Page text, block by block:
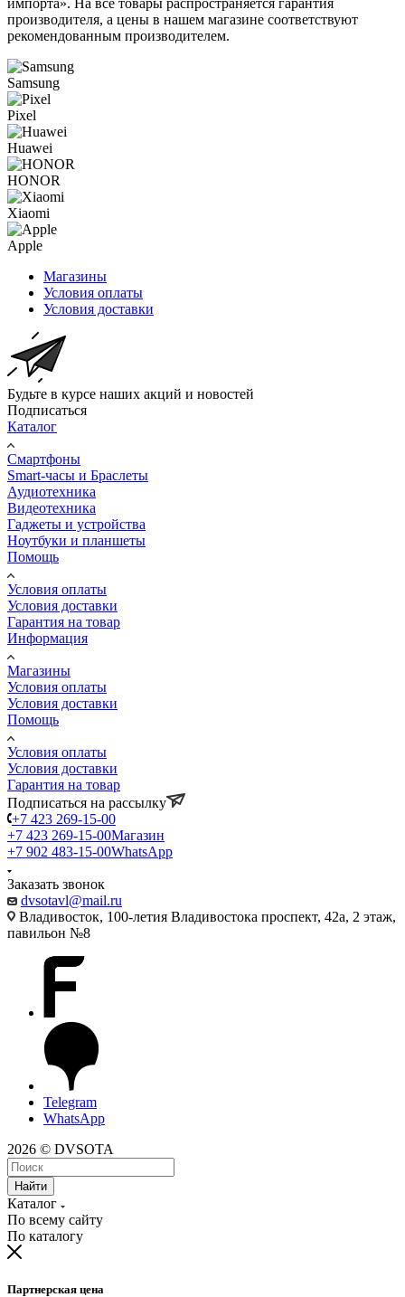
производителя, а цены в нашем магазине соответствуют
рекомендованным производителем.
Samsung
Pixel
Huawei
HONOR
Xiaomi
Apple
Магазины
Условия оплаты
Условия доставки
Будьте в курсе наших акций и новостей
Подписаться
Каталог
Смартфоны
Smart-часы и Браслеты
Аудиотехника
Видеотехника
Гаджеты и устройства
Ноутбуки и планшеты
Помощь
Условия оплаты
Условия доставки
Гарантия на товар
Информация
Магазины
Условия оплаты
Условия доставки
Помощь
Условия оплаты
Условия доставки
Гарантия на товар
Подписаться на рассылку
+7 423 269-15-00
+7 423 269-15-00Магазин
+7 902 483-15-00WhatsApp
Заказать звонок
dvsotavl@mail.ru
Владивосток, 100-летия Владивостока проспект, 42а, 2 этаж,
павильон №8
Telegram
WhatsApp
2026 © DVSOTA
Найти
Каталог
По всему сайту
По каталогу
Партнерская цена